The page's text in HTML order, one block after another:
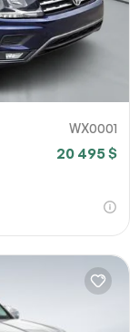
WX0001
20 495 $